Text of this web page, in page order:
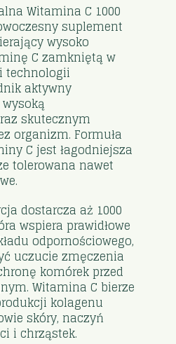
Witamina C 1000
suplement
wysoko
C zamkniętą w
technologii
aktywny
skutecznym
organizm. Formuła
C jest łagodniejsza
tolerowana nawet
dostarcza aż 1000
wspiera prawidłowe
odpornościowego,
uczucie zmęczenia
komórek przed
Witamina C bierze
kolagenu
skóry, naczyń
i chrząstek.